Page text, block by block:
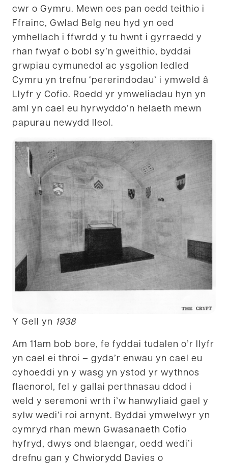
cwr o Gymru. Mewn oes pan oedd teithio i
Ffrainc, Gwlad Belg neu hyd yn oed
ymhellach i ffwrdd y tu hwnt i gyrraedd y
rhan fwyaf o bobl sy’n gweithio, byddai
grwpiau cymunedol ac ysgolion ledled
Cymru yn trefnu ‘pererindodau’ i ymweld â
Llyfr y Cofio. Roedd yr ymweliadau hyn yn
aml yn cael eu hyrwyddo’n helaeth mewn
papurau newydd lleol.
Y Gell yn 1938
Am 11am bob bore, fe fyddai tudalen o’r llyfr
yn cael ei throi – gyda’r enwau yn cael eu
cyhoeddi yn y wasg yn ystod yr wythnos
flaenorol, fel y gallai perthnasau ddod i
weld y seremoni wrth i’w hanwyliaid gael y
sylw wedi’i roi arnynt. Byddai ymwelwyr yn
cymryd rhan mewn Gwasanaeth Cofio
hyfryd, dwys ond blaengar, oedd wedi’i
drefnu gan y Chwiorydd Davies o